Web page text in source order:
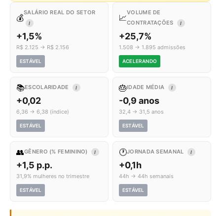
💰
SALÁRIO REAL DO SETOR
I
+1,5%
R$ 2.125 → R$ 2.156
ESTÁVEL
📈
VOLUME DE
CONTRATAÇÕES
I
+25,7%
1.508 → 1.895 admissões
ACELERANDO
📚ESCOLARIDADE I
+0,02
6,36 → 6,38 (índice)
ESTÁVEL
🎂IDADE MÉDIA I
-0,9 anos
32,4 → 31,5 anos
ESTÁVEL
👥GÊNERO (% FEMININO) I
+1,5 p.p.
31,9% mulheres no trimestre
ESTÁVEL
🕐JORNADA SEMANAL I
+0,1h
44h → 44h semanais
ESTÁVEL